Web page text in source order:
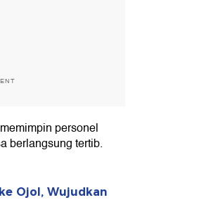
personel
berlangsung tertib.
Ojol, Wujudkan